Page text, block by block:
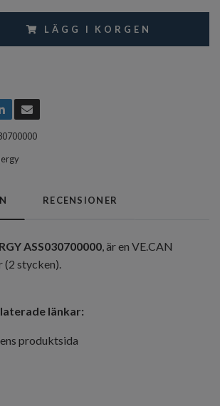
LÄGG I KORGEN
RECENSIONER
ASS030700000, är en VE.CAN
(2 stycken).
länkar:
produktsida